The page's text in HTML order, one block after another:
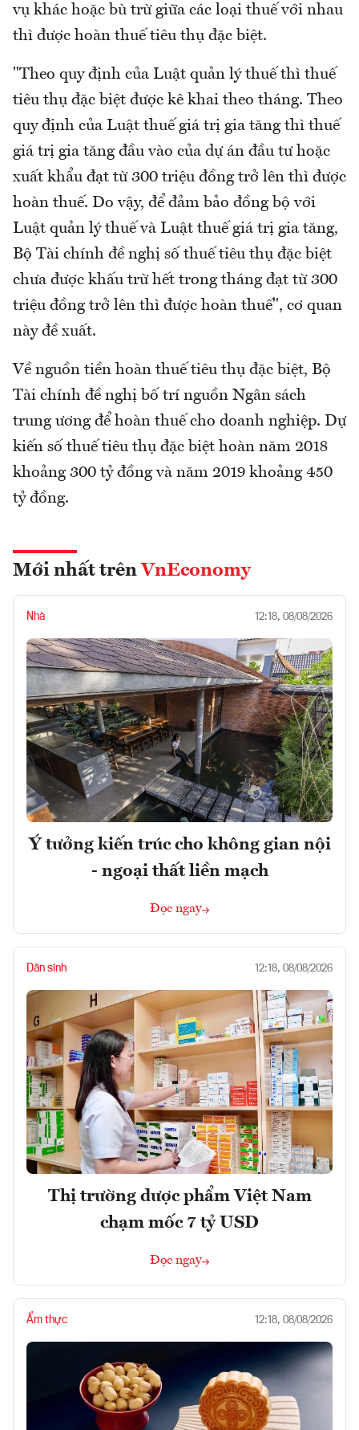
vụ khác hoặc bù trừ giữa các loại thuế với nhau
thì được hoàn thuế tiêu thụ đặc biệt.
"Theo quy định của Luật quản lý thuế thì thuế
tiêu thụ đặc biệt được kê khai theo tháng. Theo
quy định của Luật thuế giá trị gia tăng thì thuế
giá trị gia tăng đầu vào của dự án đầu tư hoặc
xuất khẩu đạt từ 300 triệu đồng trở lên thì được
hoàn thuế. Do vậy, để đảm bảo đồng bộ với
Luật quản lý thuế và Luật thuế giá trị gia tăng,
Bộ Tài chính đề nghị số thuế tiêu thụ đặc biệt
chưa được khấu trừ hết trong tháng đạt từ 300
triệu đồng trở lên thì được hoàn thuế", cơ quan
này đề xuất.
Về nguồn tiền hoàn thuế tiêu thụ đặc biệt, Bộ
Tài chính đề nghị bố trí nguồn Ngân sách
trung ương để hoàn thuế cho doanh nghiệp. Dự
kiến số thuế tiêu thụ đặc biệt hoàn năm 2018
khoảng 300 tỷ đồng và năm 2019 khoảng 450
tỷ đồng.
Mới nhất trên VnEconomy
Nhà 12:18, 08/08/2026
Ý tưởng kiến trúc cho không gian nội
- ngoại thất liền mạch
Đọc ngay
Dân sinh 12:18, 08/08/2026
Thị trường dược phẩm Việt Nam
chạm mốc 7 tỷ USD
Đọc ngay
Ẩm thực 12:18, 08/08/2026